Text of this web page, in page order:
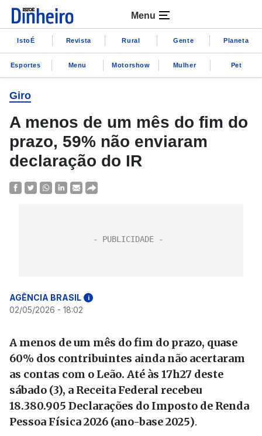
Menu
IstoÉ Revista Rural Gente Planeta
Esportes Menu Motorshow Mulher Pet
Giro
A menos de um mês do fim do
prazo, 59% não enviaram
declaração do IR
AGÊNCIA BRASIL i
02/05/2026 - 18:02
A menos de um mês do fim do prazo, quase
60% dos contribuintes ainda não acertaram
as contas com o Leão. Até às 17h27 deste
sábado (3), a Receita Federal recebeu
18.380.905 Declarações do Imposto de Renda
Pessoa Física 2026 (ano-base 2025).